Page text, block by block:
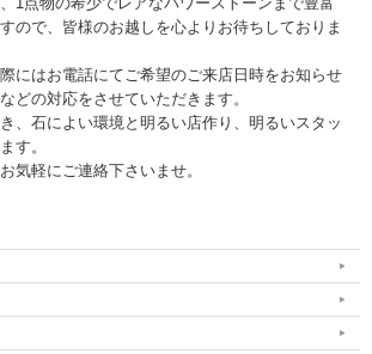
ので、皆様のお越しを心よりお待ちしておりま
にはお電話にてご希望のご来店日時をお知らせ
どの対応をさせていただきます。
、石によい環境と明るい店作り、明るいスタッ
す。
気軽にご連絡下さいませ。